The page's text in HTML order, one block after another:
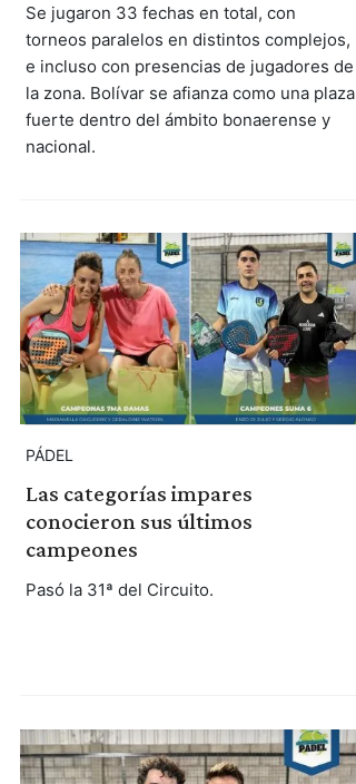
Se jugaron 33 fechas en total, con
torneos paralelos en distintos complejos,
e incluso con presencias de jugadores de
la zona. Bolívar se afianza como una plaza
fuerte dentro del ámbito bonaerense y
nacional.
PÁDEL
Las categorías impares
conocieron sus últimos
campeones
Pasó la 31ª del Circuito.